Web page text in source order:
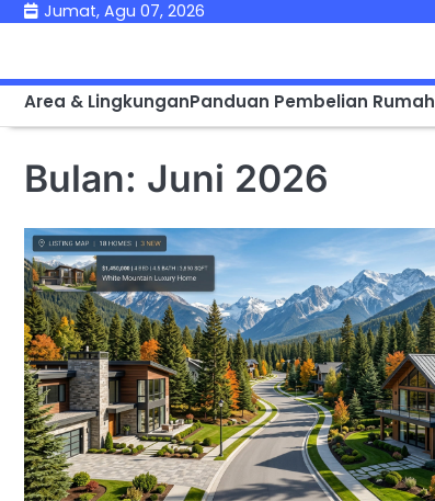
Skip Jumat, Agu 07, 2026
Area & LingkunganPanduan Pembelian Rumah
Bulan: Juni 2026